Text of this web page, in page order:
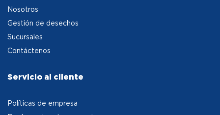
Nosotros
Gestión de desechos
Sucursales
Contáctenos
Servicio al cliente
Políticas de empresa